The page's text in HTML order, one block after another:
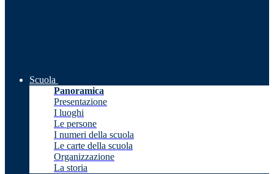
Scuola
Panoramica
Presentazione
I luoghi
Le persone
I numeri della scuola
Le carte della scuola
Organizzazione
La storia